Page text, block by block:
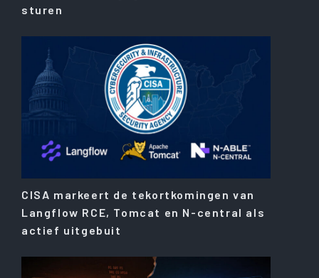
sturen
CISA markeert de tekortkomingen van
Langflow RCE, Tomcat en N-central als
actief uitgebuit